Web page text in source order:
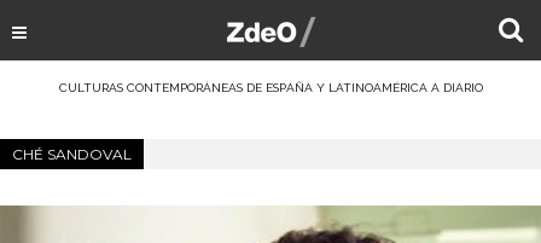
CULTURAS CONTEMPORÁNEAS DE ESPAÑA Y LATINOAMÉRICA A DIARIO
CHÉ SANDOVAL